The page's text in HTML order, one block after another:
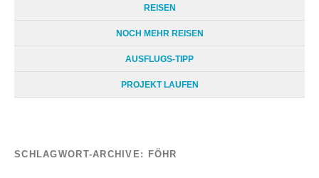
REISEN
NOCH MEHR REISEN
AUSFLUGS-TIPP
PROJEKT LAUFEN
SCHLAGWORT-ARCHIVE: FÖHR